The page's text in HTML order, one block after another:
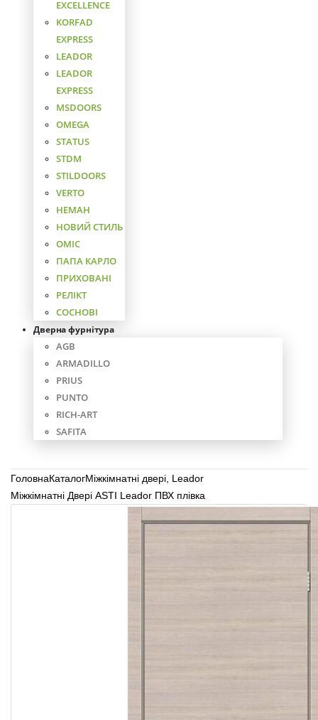
EXCELLENCE
KORFAD
EXPRESS
LEADOR
LEADOR
EXPRESS
MSDOORS
OMEGA
STATUS
STDM
STILDOORS
VERTO
НЕМАН
НОВИЙ СТИЛЬ
ОМІС
ПАПА КАРЛО
ПРИХОВАНІ
РЕЛІКТ
СОСНОВІ
Дверна фурнітура
AGB
ARMADILLO
PRIUS
PUNTO
RICH-ART
SAFITA
ГоловнаКаталогМіжкімнатні двері Leador
Міжкімнатні Двері ASTI Leador ПВХ плівка